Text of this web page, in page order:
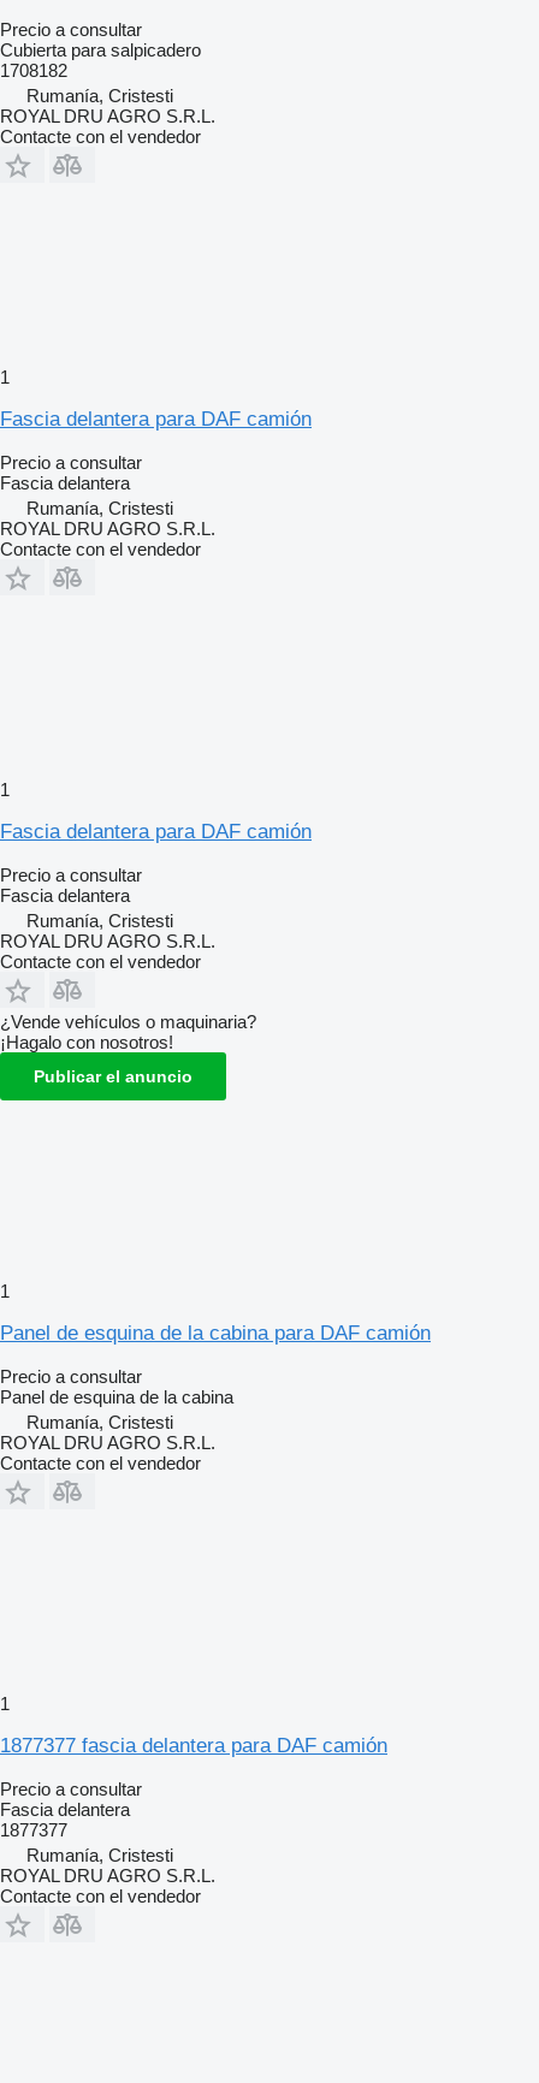
Precio a consultar
Cubierta para salpicadero
1708182
Rumanía, Cristesti
ROYAL DRU AGRO S.R.L.
Contacte con el vendedor
1
Fascia delantera para DAF camión
Precio a consultar
Fascia delantera
Rumanía, Cristesti
ROYAL DRU AGRO S.R.L.
Contacte con el vendedor
1
Fascia delantera para DAF camión
Precio a consultar
Fascia delantera
Rumanía, Cristesti
ROYAL DRU AGRO S.R.L.
Contacte con el vendedor
¿Vende vehículos o maquinaria?
¡Hagalo con nosotros!
Publicar el anuncio
1
Panel de esquina de la cabina para DAF camión
Precio a consultar
Panel de esquina de la cabina
Rumanía, Cristesti
ROYAL DRU AGRO S.R.L.
Contacte con el vendedor
1
1877377 fascia delantera para DAF camión
Precio a consultar
Fascia delantera
1877377
Rumanía, Cristesti
ROYAL DRU AGRO S.R.L.
Contacte con el vendedor